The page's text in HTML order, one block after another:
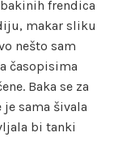
frendica
makar sliku
nešto sam
časopisima
Baka se za
sama šivala
bi tanki